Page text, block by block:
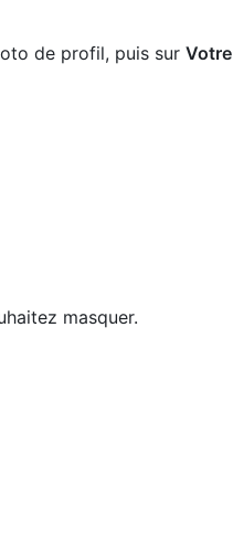
de profil, puis sur Votre
masquer.